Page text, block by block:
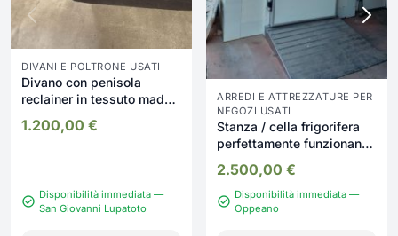
DIVANI E POLTRONE USATI
Divano con penisola
reclainer in tessuto made
esposizione 2332/U
1.200,00 €
Disponibilità immediata —
San Giovanni Lupatoto
ARREDI E ATTREZZATURE PER
NEGOZI USATI
Stanza / cella frigorifera
perfettamente funzionante
2.500,00 €
Disponibilità immediata —
Oppeano